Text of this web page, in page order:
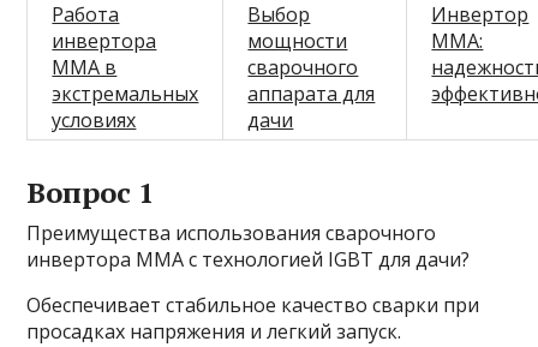
Работа
инвертора
MMA в
экстремальных
условиях
Выбор
мощности
сварочного
аппарата для
дачи
Инвертор
MMA:
Вопрос 1
Преимущества использования сварочного
инвертора ММА с технологией IGBT для дачи?
Обеспечивает стабильное качество сварки при
просадках напряжения и легкий запуск.